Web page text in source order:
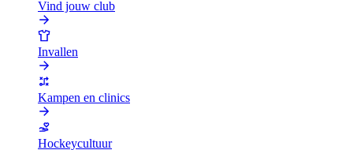
Vind jouw club
Invallen
Kampen en clinics
Hockeycultuur